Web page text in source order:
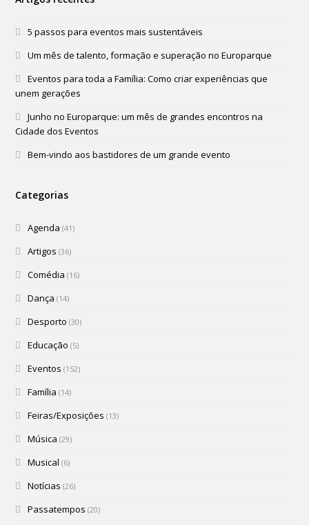
5 passos para eventos mais sustentáveis
Um mês de talento, formação e superação no Europarque
Eventos para toda a Família: Como criar experiências que
unem gerações
Junho no Europarque: um mês de grandes encontros na
Cidade dos Eventos
Bem-vindo aos bastidores de um grande evento
Categorias
Agenda (41)
Artigos (36)
Comédia (16)
Dança (14)
Desporto (30)
Educação (5)
Eventos (152)
Família (14)
Feiras/Exposições (13)
Música (29)
Musical (6)
Notícias (26)
Passatempos (20)